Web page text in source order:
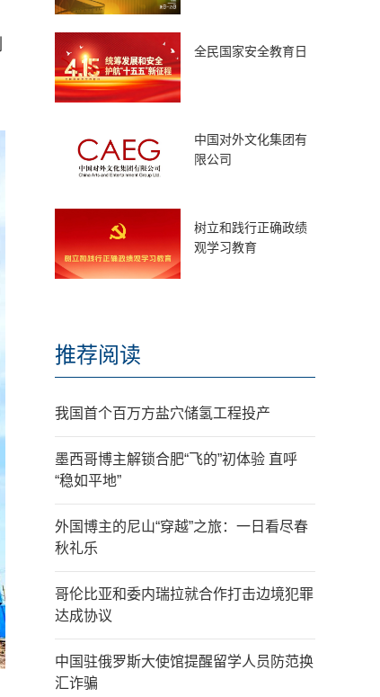
全民国家安全教育日
中国对外文化集团有
限公司
树立和践行正确政绩
观学习教育
推荐阅读
我国首个百万方盐穴储氢工程投产
墨西哥博主解锁合肥“飞的”初体验 直呼
“稳如平地”
外国博主的尼山“穿越”之旅：一日看尽春
秋礼乐
哥伦比亚和委内瑞拉就合作打击边境犯罪
达成协议
中国驻俄罗斯大使馆提醒留学人员防范换
汇诈骗